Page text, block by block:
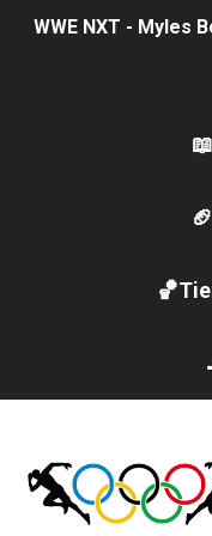
WWE NXT - Myles
Mundial de
EFA y AFLE 2026 -
Grandes éxitos
Campeonato de
Campeonato de
Mundial de